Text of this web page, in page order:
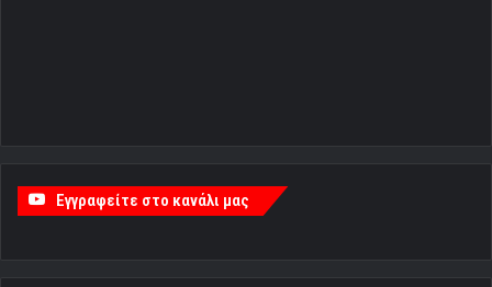
Εγγραφείτε στο κανάλι μας